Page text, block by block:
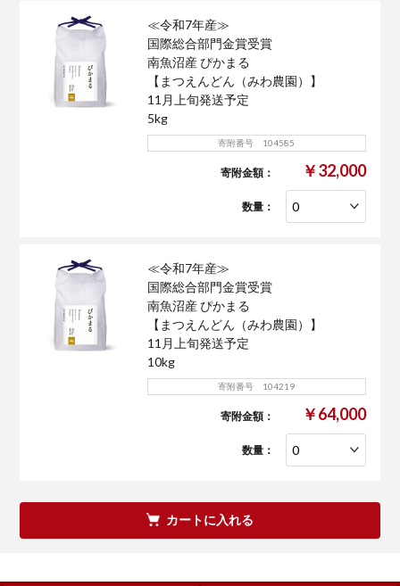
≪令和7年産≫
国際総合部門金賞受賞
南魚沼産 ぴかまる
【まつえんどん（みわ農園）】
11月上旬発送予定
5kg
寄附番号 104585
寄附金額： ￥32,000
数量：
≪令和7年産≫
国際総合部門金賞受賞
南魚沼産 ぴかまる
【まつえんどん（みわ農園）】
11月上旬発送予定
10kg
寄附番号 104219
寄附金額： ￥64,000
数量：
カートに入れる